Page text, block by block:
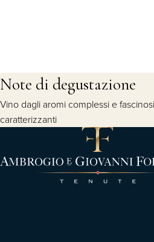
Note di degustazione
Vino dagli aromi complessi e
caratterizzanti